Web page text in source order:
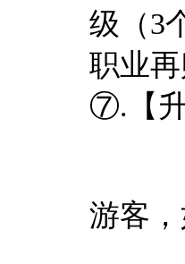
级（3
职业再
⑦.【
游客